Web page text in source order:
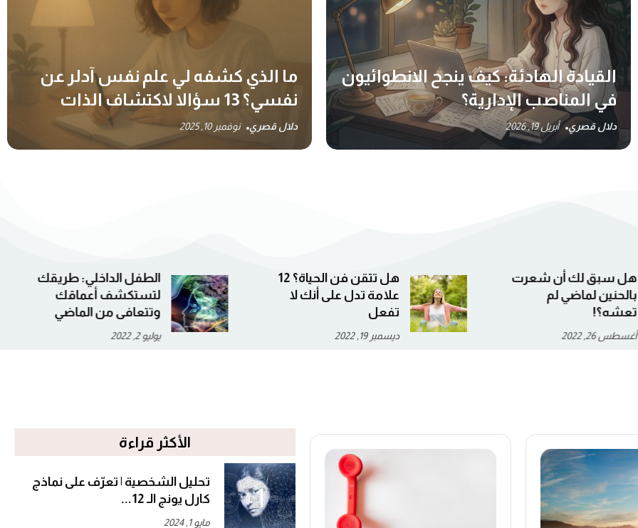
القيادة الهادئة: كيف ينجح الانطوائيون
في المناصب الإدارية؟
دلال قصري أبريل 19, 2026
ما الذي كشفه لي علم نفس آدلر عن
نفسي؟ 13 سؤالا لاكتشاف الذات
دلال قصري نوفمبر 10, 2025
هل تتقن فن الحياة؟ 12
علامة تدل على أنك لا
تفعل
ديسمبر 19, 2022
الطفل الداخلي: طريقك
لتستكشف أعماقك
وتتعافى من الماضي
يوليو 2, 2022
هل سبق لك أن شعرت
بالحنين لماضي لم
تعشه؟!
أغسطس 26, 2022
الأكثر قراءة
تحليل الشخصية | تعرّف على نماذج
كارل يونج الـ 12...
مايو 1, 2024